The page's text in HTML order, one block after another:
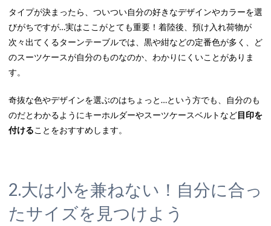
タイプが決まったら、ついつい自分の好きなデザインやカラーを選
びがちですが…実はここがとても重要！着陸後、預け入れ荷物が
次々出てくるターンテーブルでは、黒や紺などの定番色が多く、ど
のスーツケースが自分のものなのか、わかりにくいことがありま
す。
奇抜な色やデザインを選ぶのはちょっと…という方でも、自分のも
のだとわかるようにキーホルダーやスーツケースベルトなど目印を
付けることをおすすめします。
2.大は小を兼ねない！自分に合っ
たサイズを見つけよう